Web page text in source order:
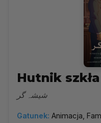
Hutnik szkła
شیشہ گر
Gatunek: Animacja,